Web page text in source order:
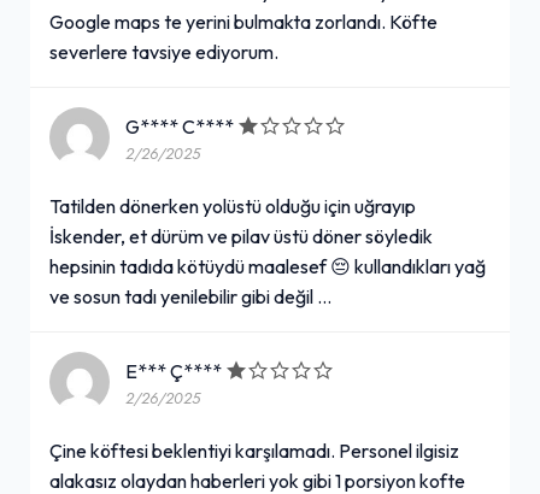
Google maps te yerini bulmakta zorlandı. Köfte
severlere tavsiye ediyorum.
G**** C****
2/26/2025
Tatilden dönerken yolüstü olduğu için uğrayıp
İskender, et dürüm ve pilav üstü döner söyledik
hepsinin tadıda kötüydü maalesef 😔 kullandıkları yağ
ve sosun tadı yenilebilir gibi değil …
E*** Ç****
2/26/2025
Çine köftesi beklentiyi karşılamadı. Personel ilgisiz
alakasız olaydan haberleri yok gibi 1 porsiyon kofte